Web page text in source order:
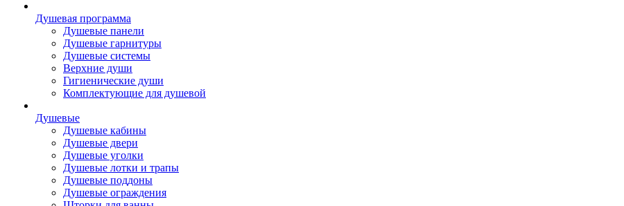
Душевая программа
Душевые панели
Душевые гарнитуры
Душевые системы
Верхние души
Гигиенические души
Комплектующие для душевой
Душевые
Душевые кабины
Душевые двери
Душевые уголки
Душевые лотки и трапы
Душевые поддоны
Душевые ограждения